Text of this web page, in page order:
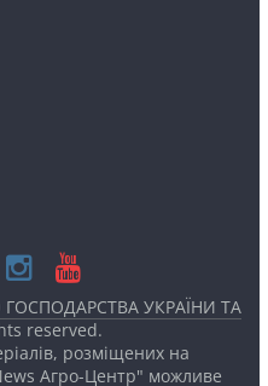
УКРАЇНИ ТА
reserved.
розміщених на
Агро-Центр" можливе